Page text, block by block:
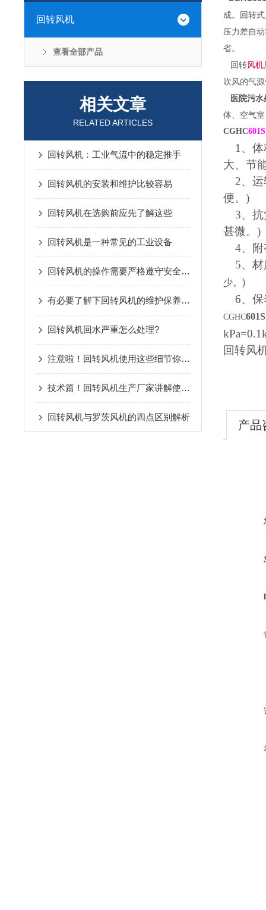
回转风机
查看全部产品
相关文章
RELATED ARTICLES
回转风机：工业气流中的稳定推手
回转风机的安装和维护比较容易
回转风机在选购前应先了解这些
回转风机是一种常见的工业设备
回转风机的操作需要严格遵守安全守则
有必要了解下回转风机的维护保养方法
回转风机回水严重怎么处理?
注意啦！回转风机使用这些细节你把控到了吗
技术篇！回转风机生产厂家讲解使用细节
回转风机与罗茨风机的四点区别解析
成。回转
压力差自
省。
回转风机
吹风的气
医院污
体、空气
CGHC​
1 、
大、节
2、
便。)
3、
甚微。)
4、
5、
少。)
6、
CGHC
回转风
产品